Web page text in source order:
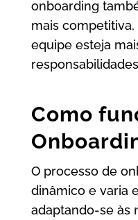
onboarding
mais
equipe esteja
Como
O processo de
dinâmico e varia
adaptando-se às